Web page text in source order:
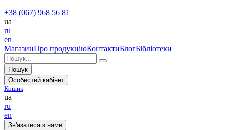
+38 (067) 968 56 81
ua
ru
en
МагазинПро продукціюКонтактиБлогБібліотеки
Пошук
Особистий кабінет
Кошик
ua
ru
en
Зв'язатися з нами